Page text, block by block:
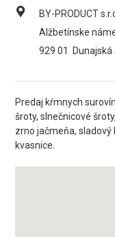
BY-PRODUCT
Alžbetínske
929 01
Predaj kŕmnych
šroty, slnečnicové
zrno jačmeňa, sladový
kvasnice.